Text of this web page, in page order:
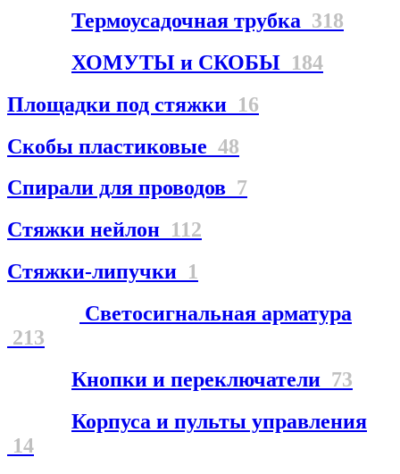
Термоусадочная трубка 318
ХОМУТЫ и СКОБЫ 184
Площадки под стяжки 16
Скобы пластиковые 48
Спирали для проводов 7
Стяжки нейлон 112
Стяжки-липучки 1
Светосигнальная арматура
213
Кнопки и переключатели 73
Корпуса и пульты управления
14